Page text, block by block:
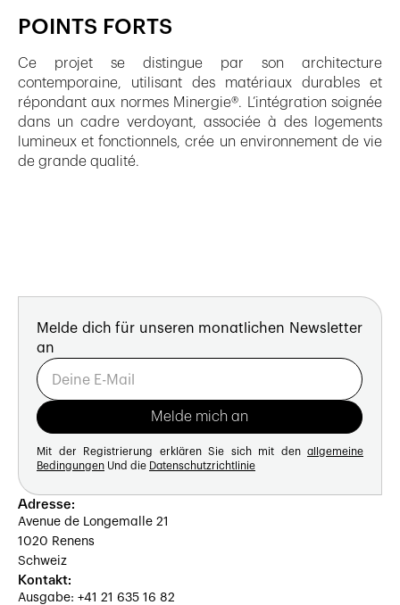
POINTS FORTS
Ce projet se distingue par son architecture
contemporaine, utilisant des matériaux durables et
répondant aux normes Minergie®. L’intégration soignée
dans un cadre verdoyant, associée à des logements
lumineux et fonctionnels, crée un environnement de vie
de grande qualité.
Melde dich für unseren monatlichen Newsletter
an
Mit der Registrierung erklären Sie sich mit den allgemeine
Bedingungen Und die Datenschutzrichtlinie
Adresse:
Avenue de Longemalle 21
1020 Renens
Schweiz
Kontakt:
Ausgabe: +41 21 635 16 82